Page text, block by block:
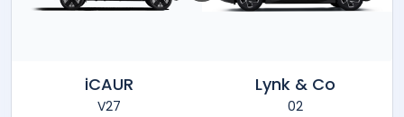
Lynk & Co
02
iCAUR
V27